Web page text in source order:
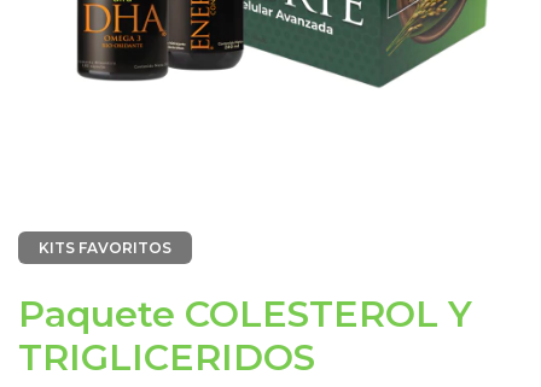
KITS FAVORITOS
Paquete COLESTEROL Y
TRIGLICERIDOS